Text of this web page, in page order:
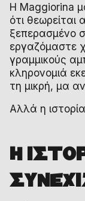
Η Maggiorina
ότι
ξεπερασμένο
εργαζόμαστε
γραμμικούς
κληρονομιά
τη μικρή, μα
Αλλά η
Η